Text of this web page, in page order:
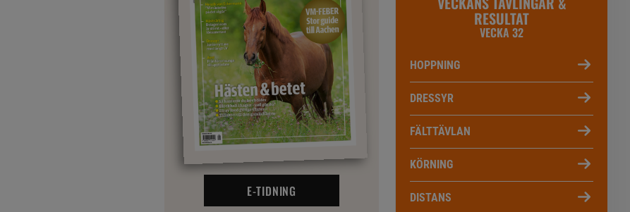
E-TIDNING
RESULTAT
VECKA 32
HOPPNING
DRESSYR
FÄLTTÄVLAN
KÖRNING
DISTANS